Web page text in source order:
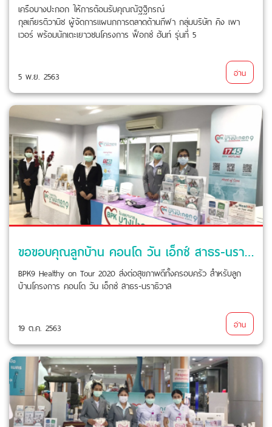
เครือบางปะกอก ให้การต้อนรับคุณณัฐฐิภรณ์
กุลเกียรติวานิช ผู้จัดการแผนกการตลาดด้านกีฬา กลุ่มบริษัท คิง เพา
เวอร์ พร้อมนักเตะเยาวชนโครงการ ฟ็อกซ์ ฮันท์ รุ่นที่ 5
5 พ.ย. 2563 อ่าน
ขอขอบคุณลูกบ้าน คอนโด วัน เอ็กซ์ สาธร-นราธิวาส ที่ให้ โรงพยาบาลบางปะกอก 9 อินเตอร์เนชั่นแนล ดูแลคุณ
BPK9 Healthy on Tour 2020 ส่งต่อสุขภาพดีทั้งครอบครัว สำหรับลูก
บ้านโครงการ คอนโด วัน เอ็กซ์ สาธร-นราธิวาส
19 ต.ค. 2563 อ่าน